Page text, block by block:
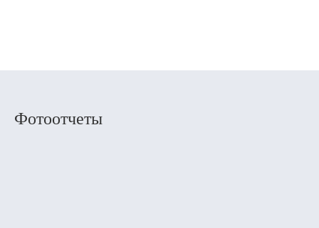
Фотоотчеты